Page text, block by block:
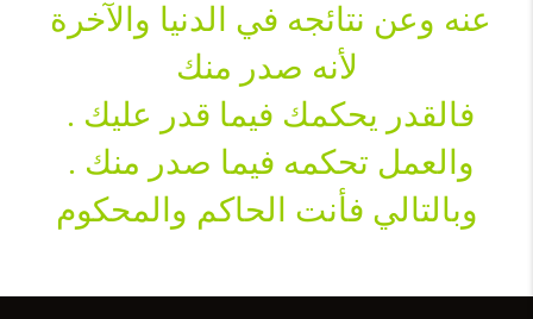
عنه وعن نتائجه في الدنيا والآخرة
فالقدر يحكمك فيما قدر عليك .
والعمل تحكمه فيما صدر منك .
وبالتالي فأنت الحاكم والمحكوم